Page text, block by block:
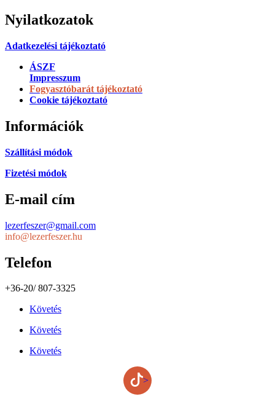
Nyilatkozatok
Adatkezelési tájékoztató
ÁSZF
Impresszum
Fogyasztóbarát tájékoztató
Cookie tájékoztató
Információk
Szállítási módok
Fizetési módok
E-mail cím
lezerfeszer@gmail.com
info@lezerfeszer.hu
Telefon
+36-20/ 807-3325
Követés
Követés
Követés
>